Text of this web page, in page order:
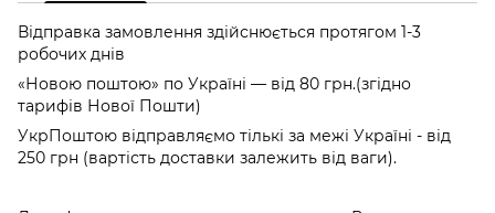
Відправка замовлення здійснюється протягом 1-3
робочих днів
«Новою поштою» по Україні — від 80 грн.(згідно
тарифів Нової Пошти)
УкрПоштою відправляємо тількі за межі Україні - від
250 грн (вартість доставки залежить від ваги).